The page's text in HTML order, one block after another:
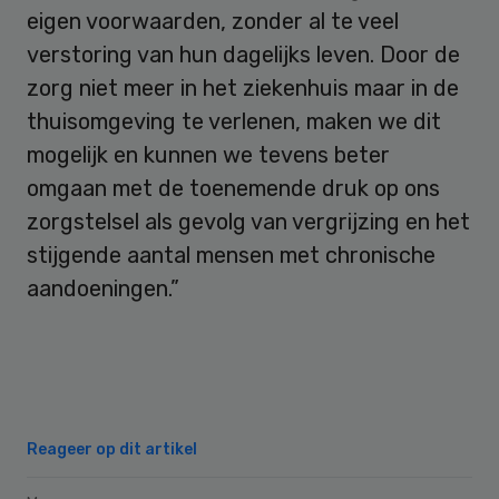
eigen voorwaarden, zonder al te veel
verstoring van hun dagelijks leven. Door de
zorg niet meer in het ziekenhuis maar in de
thuisomgeving te verlenen, maken we dit
mogelijk en kunnen we tevens beter
omgaan met de toenemende druk op ons
zorgstelsel als gevolg van vergrijzing en het
stijgende aantal mensen met chronische
aandoeningen.”
Reageer op dit artikel